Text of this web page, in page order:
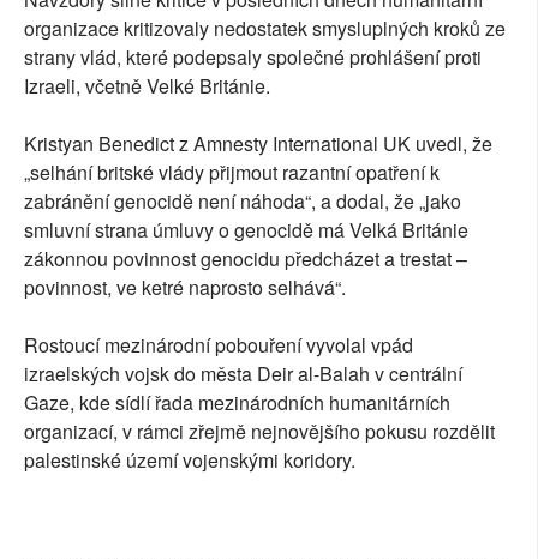
organizace kritizovaly nedostatek smysluplných kroků ze
strany vlád, které podepsaly společné prohlášení proti
Izraeli, včetně Velké Británie.
Kristyan Benedict z Amnesty International UK uvedl, že
„selhání britské vlády přijmout razantní opatření k
zabránění genocidě není náhoda“, a dodal, že „jako
smluvní strana úmluvy o genocidě má Velká Británie
zákonnou povinnost genocidu předcházet a trestat –
povinnost, ve ketré naprosto selhává“.
Rostoucí mezinárodní pobouření vyvolal vpád
izraelských vojsk do města Deir al-Balah v centrální
Gaze, kde sídlí řada mezinárodních humanitárních
organizací, v rámci zřejmě nejnovějšího pokusu rozdělit
palestinské území vojenskými koridory.